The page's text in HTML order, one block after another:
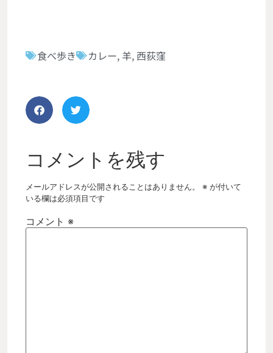
食べ歩き カレー, 羊, 西荻窪
コメントを残す
メールアドレスが公開されることはありません。 ※ が付いて
いる欄は必須項目です
コメント ※